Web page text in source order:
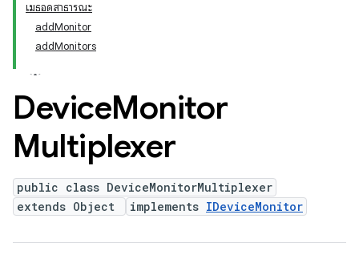
เมธอดสาธารณะ
addMonitor
addMonitors
DeviceMonitor
Multiplexer
public class DeviceMonitorMultiplexer
extends Object
implements IDeviceMonitor